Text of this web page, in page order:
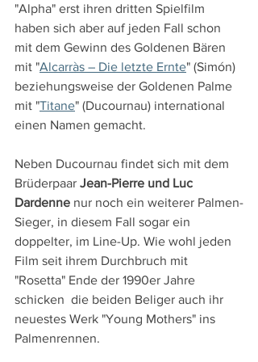
"Alpha" erst ihren dritten Spielfilm
haben sich aber auf jeden Fall schon
mit dem Gewinn des Goldenen Bären
mit "Alcarràs – Die letzte Ernte" (Simón)
beziehungsweise der Goldenen Palme
mit "Titane" (Ducournau) international
einen Namen gemacht.
Neben Ducournau findet sich mit dem
Brüderpaar Jean-Pierre und Luc
Dardenne nur noch ein weiterer Palmen-
Sieger, in diesem Fall sogar ein
doppelter, im Line-Up. Wie wohl jeden
Film seit ihrem Durchbruch mit
"Rosetta" Ende der 1990er Jahre
schicken  die beiden Beliger auch ihr
neuestes Werk "Young Mothers" ins
Palmenrennen.